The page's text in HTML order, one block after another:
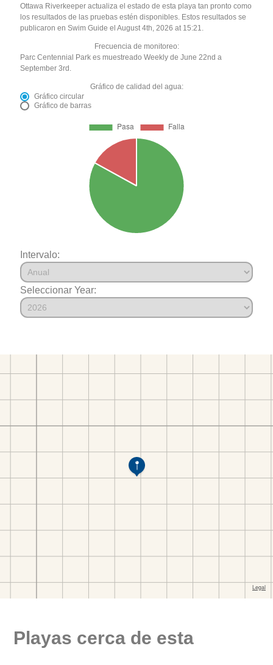
Ottawa Riverkeeper actualiza el estado de esta playa tan pronto como
los resultados de las pruebas estén disponibles. Estos resultados se
publicaron en Swim Guide el August 4th, 2026 at 15:21.
Frecuencia de monitoreo:
Parc Centennial Park es muestreado Weekly de June 22nd a
September 3rd.
Gráfico de calidad del agua:
Gráfico circular
Gráfico de barras
Intervalo:
Seleccionar Year:
Playas cerca de esta